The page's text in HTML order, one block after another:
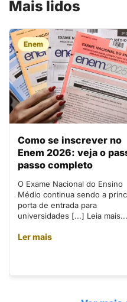
Mais lidos
Enem
Como se inscrever no
Enem 2026: veja o
passo completo
O Exame Nacional do Ensino
Médio continua sendo a
porta de entrada para
universidades [...] Leia mais...
Ler mais